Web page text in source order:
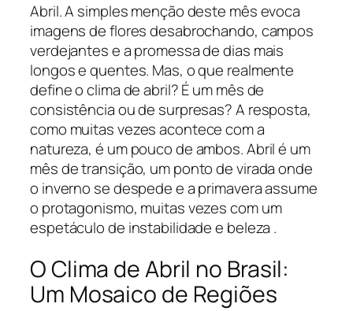
Abril. A simples menção deste mês evoca
imagens de flores desabrochando, campos
verdejantes e a promessa de dias mais
longos e quentes. Mas, o que realmente
define o clima de abril? É um mês de
consistência ou de surpresas? A resposta,
como muitas vezes acontece com a
natureza, é um pouco de ambos. Abril é um
mês de transição, um ponto de virada onde
o inverno se despede e a primavera assume
o protagonismo, muitas vezes com um
espetáculo de instabilidade e beleza .
O Clima de Abril no Brasil:
Um Mosaico de Regiões